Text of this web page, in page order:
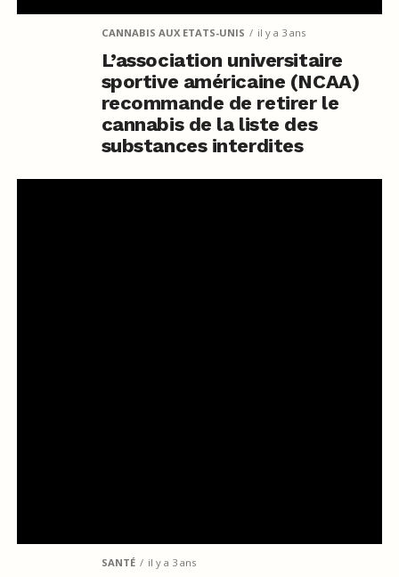
CANNABIS AUX ETATS-UNIS il y a 3 ans
L’association universitaire
sportive américaine (NCAA)
recommande de retirer le
cannabis de la liste des
substances interdites
SANTÉ il y a 3 ans